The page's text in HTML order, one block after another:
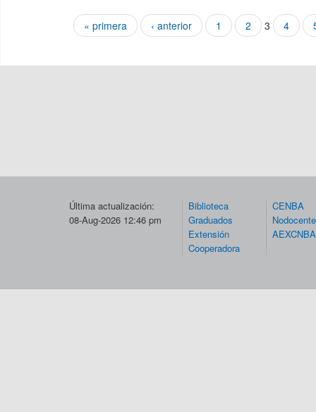
Páginas« primera ‹ anterior 1 2 3 4
Última actualización:
08-Aug-2026 12:46 pm
Biblioteca
Graduados
Extensión
Cooperadora
CENBA
AEXCNBA